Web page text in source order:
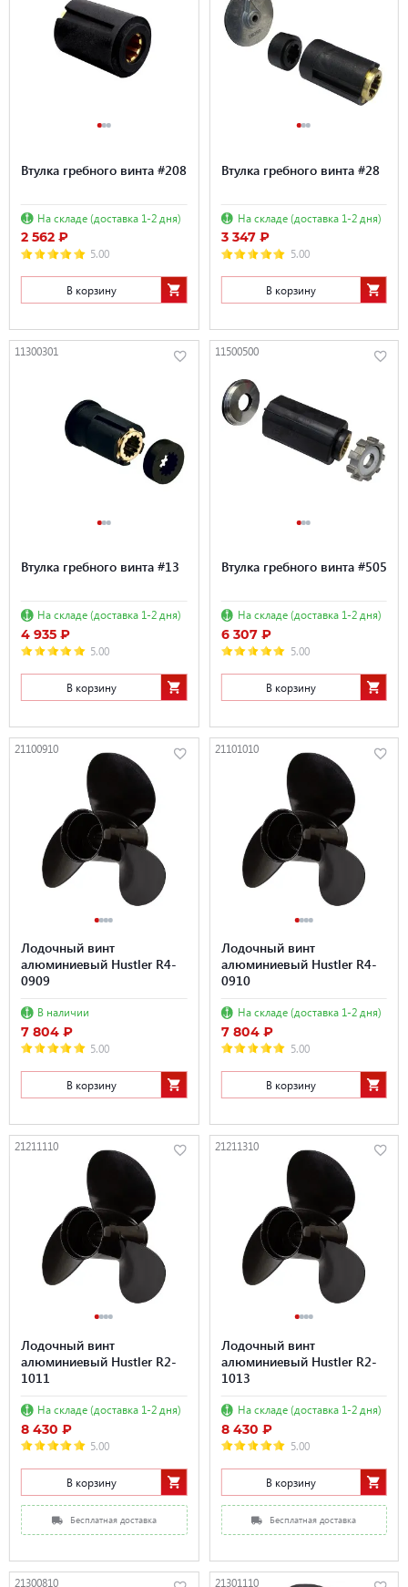
Втулка гребного винта #208
На складе (доставка 1-2 дня)
2 562 ₽
5.00
В корзину
Втулка гребного винта #28
На складе (доставка 1-2 дня)
3 347 ₽
5.00
В корзину
11300301
Втулка гребного винта #13
На складе (доставка 1-2 дня)
4 935 ₽
5.00
В корзину
11500500
Втулка гребного винта #505
На складе (доставка 1-2 дня)
6 307 ₽
5.00
В корзину
21100910
Лодочный винт
алюминиевый Hustler R4-
0909
В наличии
7 804 ₽
5.00
В корзину
21101010
Лодочный винт
алюминиевый Hustler R4-
0910
На складе (доставка 1-2 дня)
7 804 ₽
5.00
В корзину
21211110
Лодочный винт
алюминиевый Hustler R2-
1011
На складе (доставка 1-2 дня)
8 430 ₽
5.00
В корзину
Бесплатная доставка
21211310
Лодочный винт
алюминиевый Hustler R2-
1013
На складе (доставка 1-2 дня)
8 430 ₽
5.00
В корзину
Бесплатная доставка
21300810 21301110